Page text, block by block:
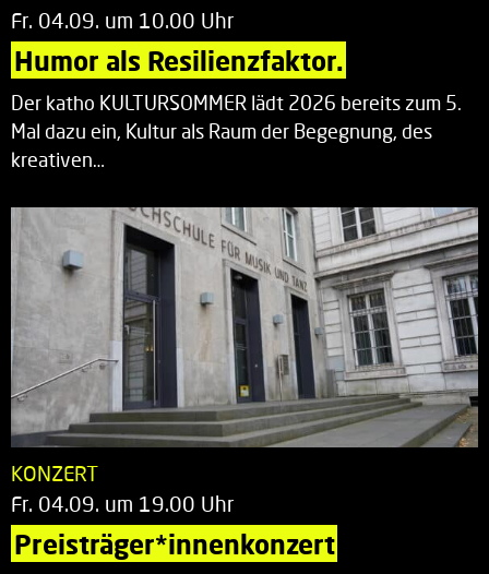
Fr. 04.09. um 10.00 Uhr
Humor als Resilienzfaktor.
Der katho KULTURSOMMER lädt 2026 bereits zum 5.
Mal dazu ein, Kultur als Raum der Begegnung, des
kreativen…
KONZERT
Fr. 04.09. um 19.00 Uhr
Preisträger*innenkonzert